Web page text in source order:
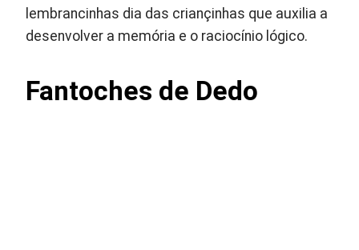
lembrancinhas dia das criançinhas que auxilia a
desenvolver a memória e o raciocínio lógico.
Fantoches de Dedo